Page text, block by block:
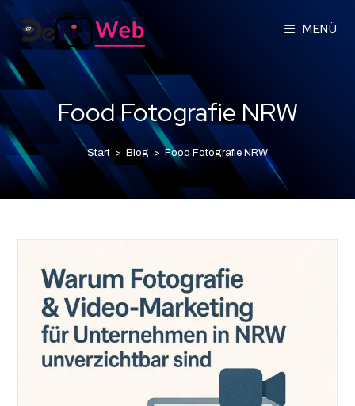
MENÜ
Food Fotografie NRW
Start > Blog > Food Fotografie NRW